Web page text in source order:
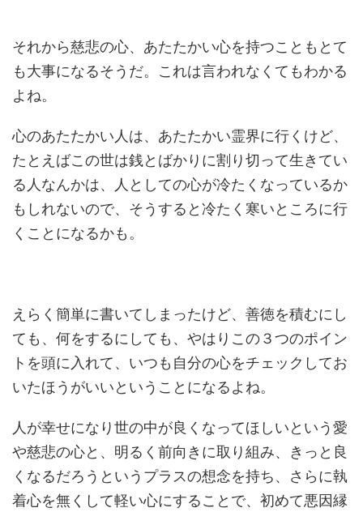
それから慈悲の心、あたたかい心を持つこともとて
も大事になるそうだ。これは言われなくてもわかる
よね。
心のあたたかい人は、あたたかい霊界に行くけど、
たとえばこの世は銭とばかりに割り切って生きてい
る人なんかは、人としての心が冷たくなっているか
もしれないので、そうすると冷たく寒いところに行
くことになるかも。
えらく簡単に書いてしまったけど、善徳を積むにし
ても、何をするにしても、やはりこの３つのポイン
トを頭に入れて、いつも自分の心をチェックしてお
いたほうがいいということになるよね。
人が幸せになり世の中が良くなってほしいという愛
や慈悲の心と、明るく前向きに取り組み、きっと良
くなるだろうというプラスの想念を持ち、さらに執
着心を無くして軽い心にすることで、初めて悪因縁